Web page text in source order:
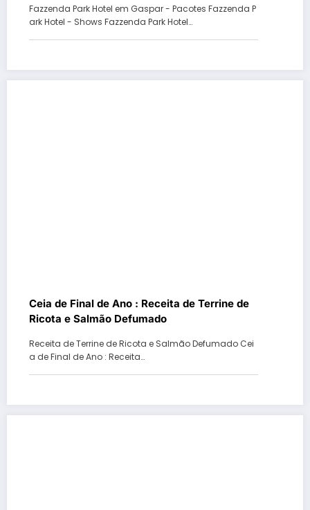
Fazzenda Park Hotel em Gaspar - Pacotes Fazzenda P
ark Hotel - Shows Fazzenda Park Hotel…
Ceia de Final de Ano : Receita de Terrine de
Ricota e Salmão Defumado
Receita de Terrine de Ricota e Salmão Defumado Cei
a de Final de Ano : Receita…